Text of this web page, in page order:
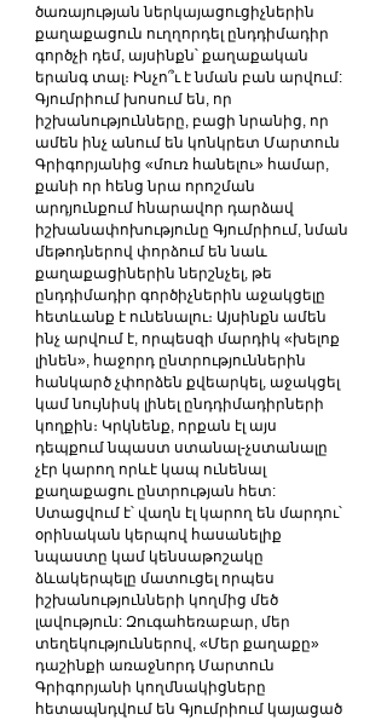
ծառայության ներկայացուցիչներին
քաղաքացուն ուղղորդել ընդդիմադիր
գործչի դեմ, այսինքն՝ քաղաքական
երանգ տալ։ Ինչո՞ւ է նման բան արվում:
Գյումրիում խոսում են, որ
իշխանությունները, բացի նրանից, որ
ամեն ինչ անում են կոնկրետ Մարտուն
Գրիգորյանից «մուռ հանելու» համար,
քանի որ հենց նրա որոշման
արդյունքում հնարավոր դարձավ
իշխանափոխությունը Գյումրիում, նման
մեթոդներով փորձում են նաև
քաղաքացիներին ներշնչել, թե
ընդդիմադիր գործիչներին աջակցելը
հետևանք է ունենալու։ Այսինքն ամեն
ինչ արվում է, որպեսզի մարդիկ «խելոք
լինեն», հաջորդ ընտրություններին
հանկարծ չփորձեն քվեարկել, աջակցել
կամ նույնիսկ լինել ընդդիմադիրների
կողքին։ Կրկնենք, որքան էլ այս
դեպքում նպաստ ստանալ-չստանալը
չէր կարող որևէ կապ ունենալ
քաղաքացու ընտրության հետ:
Ստացվում է՝ վաղն էլ կարող են մարդու՝
օրինական կերպով հասանելիք
նպաստը կամ կենսաթոշակը
ձևակերպելը մատուցել որպես
իշխանությունների կողմից մեծ
լավություն: Զուգահեռաբար, մեր
տեղեկություններով, «Մեր քաղաքը»
դաշինքի առաջնորդ Մարտուն
Գրիգորյանի կողմնակիցները
հետապնդվում են Գյումրիում կայացած